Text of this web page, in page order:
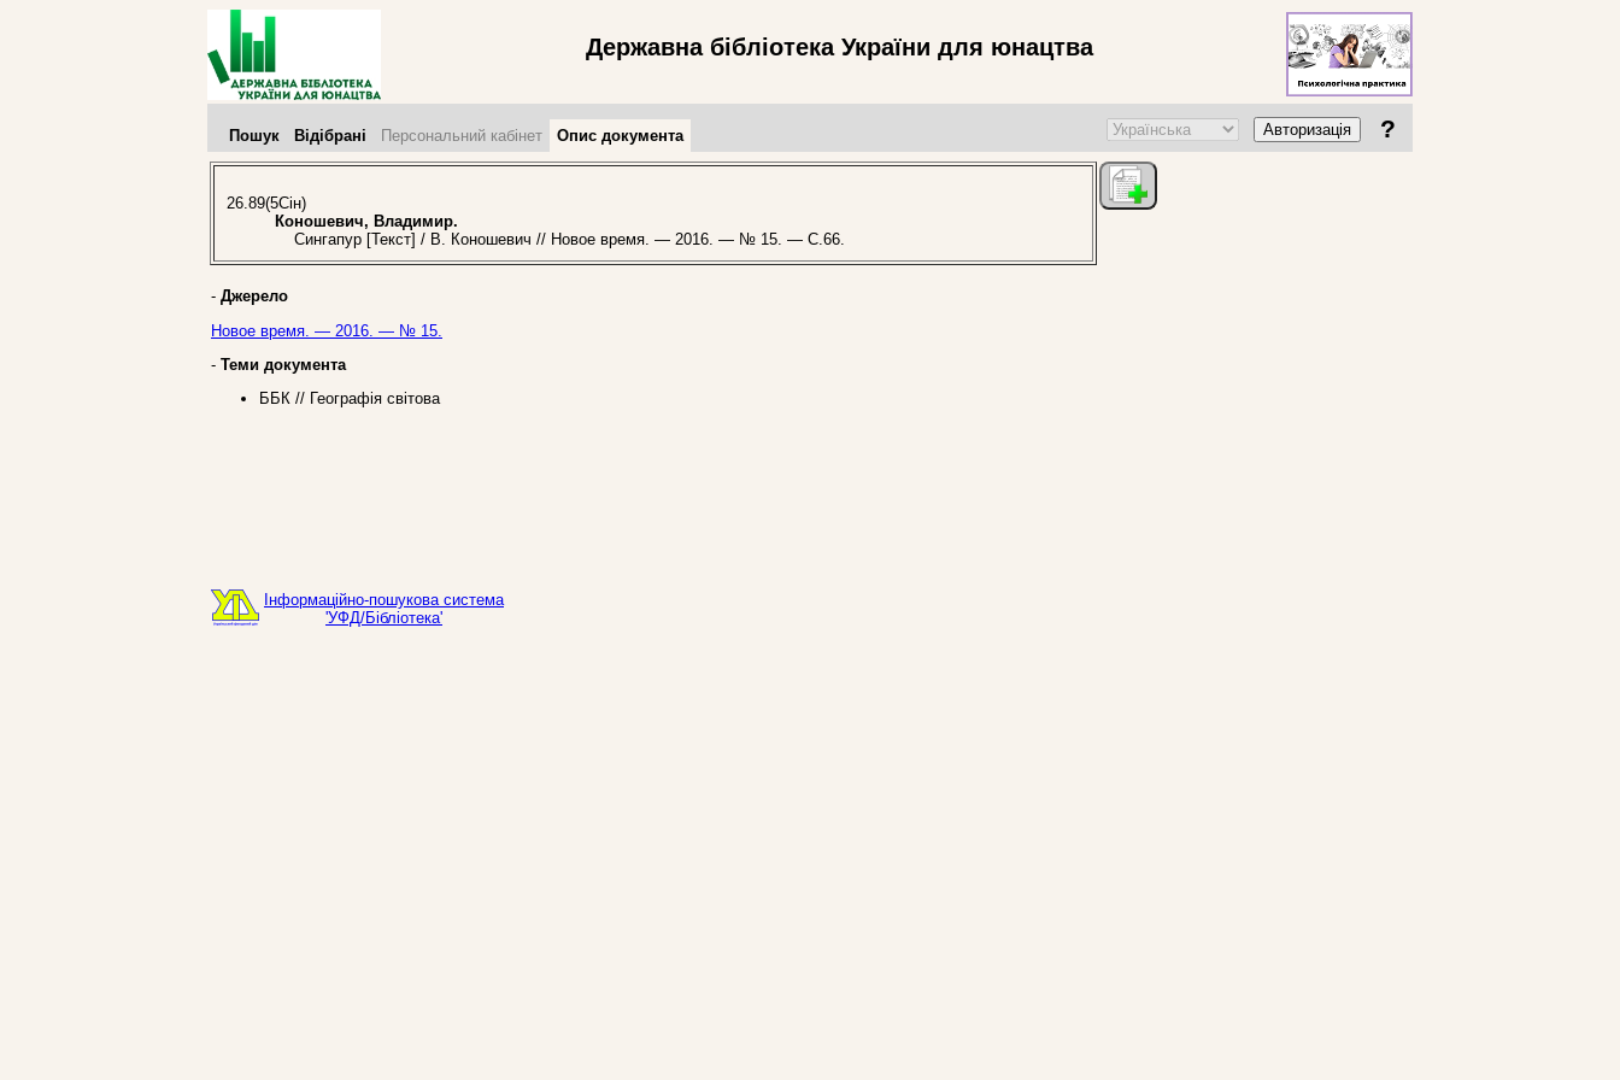
Державна бібліотека України для юнацтва
Пошук Відібрані Персональний кабінет Опис документа Авторизація ?
26.89(5Сін)
Коношевич, Владимир.
Сингапур [Текст] / В. Коношевич // Новое время. — 2016. — № 15. — С.66.
- Джерело
Новое время. — 2016. — № 15.
- Теми документа
ББК // Географія світова
Інформаційно-пошукова система
'УФД/Бібліотека'